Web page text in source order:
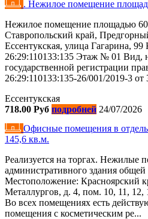
. Нежилое помещение
Нежилое помещение площадью
Ставропольский край,
Ессентукская, улица Гагарина,
26:29:110133:135 Этаж № 01 Вид,
государственной регистрации
26:29:110133:135-26/001/2019-3
Ессентукская
718.00 Руб подробней 24/07/2026
Офисные помещения в
145,6 кв.м.
Реализуется на торгах. Нежилые
административного здания
Местоположение: Красноярский
Металлургов, д. 4, пом. 10, 11,
Во всех помещениях есть
помещения с косметическим ре...